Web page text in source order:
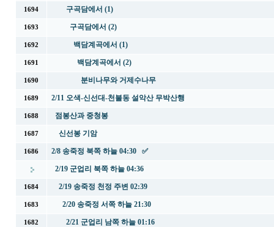
1694 구곡담에서 (1)
1693 구곡담에서 (2)
1692 백담계곡에서 (1)
1691 백담계곡에서 (2)
1690 분비나무와 거제수나무
1689 2/11 오색-신선대-천불동 설악산 무박산행
1688 점봉산과 중청봉
1687 신선봉 기암
1686 2/8 송죽정 북쪽 하늘 04:30 ✅
2/19 군업리 북쪽 하늘 04:36
1684 2/19 송죽정 천정 주변 02:39
1683 2/20 송죽정 서쪽 하늘 21:30
1682 2/21 군업리 남쪽 하늘 01:16